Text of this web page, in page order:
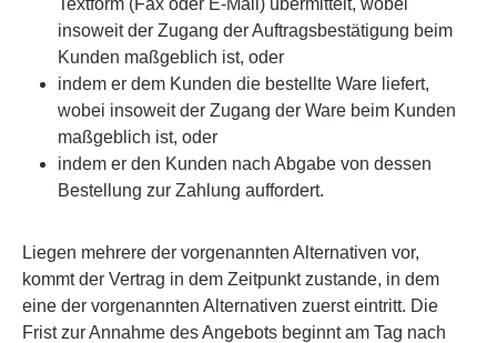
insoweit der Zugang der Auftragsbestätigung beim
Kunden maßgeblich ist, oder
indem er dem Kunden die bestellte Ware liefert,
wobei insoweit der Zugang der Ware beim Kunden
maßgeblich ist, oder
indem er den Kunden nach Abgabe von dessen
Bestellung zur Zahlung auffordert.
Liegen mehrere der vorgenannten Alternativen vor,
kommt der Vertrag in dem Zeitpunkt zustande, in dem
eine der vorgenannten Alternativen zuerst eintritt. Die
Frist zur Annahme des Angebots beginnt am Tag nach